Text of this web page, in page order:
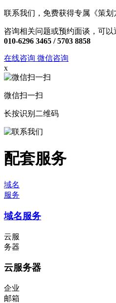
联系我们，免费获得专属《策划
咨询相关问题或预约面谈，可以
010-6296 3465 / 5703 8858
在线咨询 微信咨询
x
微信扫一扫
长按识别二维码
配套服务
域名
服务
域名服务
云服
务器
云服务器
企业
邮箱